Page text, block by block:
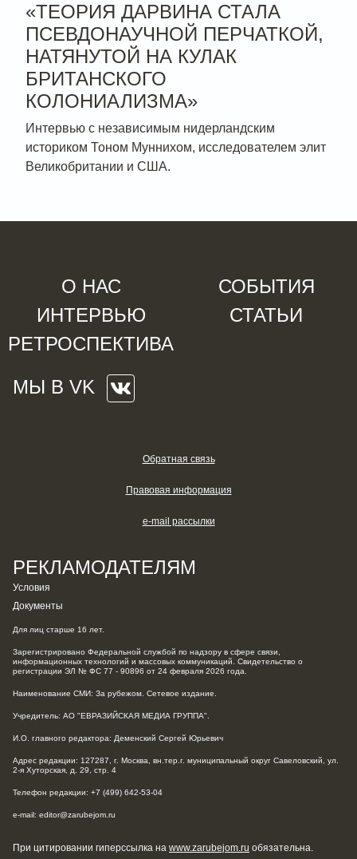
«ТЕОРИЯ ДАРВИНА СТАЛА
ПСЕВДОНАУЧНОЙ ПЕРЧАТКОЙ,
НАТЯНУТОЙ НА КУЛАК
БРИТАНСКОГО
КОЛОНИАЛИЗМА»
Интервью с независимым нидерландским
историком Тоном Муннихом, исследователем элит
Великобритании и США.
О НАС
СОБЫТИЯ
ИНТЕРВЬЮ
СТАТЬИ
РЕТРОСПЕКТИВА
МЫ В VK
РЕКЛАМОДАТЕЛЯМ
Условия
Документы
Обратная связь
Правовая информация
e-mail рассылки
Для лиц старше 16 лет.
Зарегистрировано Федеральной службой по надзору в сфере связи,
информационных технологий и массовых коммуникаций. Свидетельство о
регистрации ЭЛ № ФС 77 - 90896 от 24 февраля 2026 года.
Наименование СМИ: За рубежом. Сетевое издание.
Учредитель: АО "ЕВРАЗИЙСКАЯ МЕДИА ГРУППА".
И.О. главного редактора: Деменский Сергей Юрьевич
Адрес редакции: 127287, г. Москва, вн.тер.г. муниципальный округ Савеловский, ул.
2-я Хуторская, д. 29, стр. 4
Телефон редакции: +7 (499) 642-53-04
e-mail: editor@zarubejom.ru
При цитировании гиперссылка на www.zarubejom.ru обязательна.